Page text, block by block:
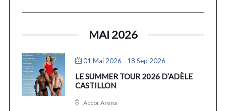
MAI 2026
01 Mai 2026 - 18 Sep 2026
LE SUMMER TOUR 2026 D’ADÈLE
CASTILLON
Accor Arena